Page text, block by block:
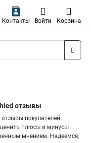
Контакты Войти Корзина
отзывы
покупателей:
плюсы и минусы
мнением. Надеемся,